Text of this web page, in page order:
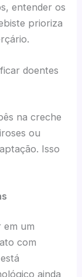
entender os
prioriza
doentes
na creche
ou
Isso
em um
com
ainda